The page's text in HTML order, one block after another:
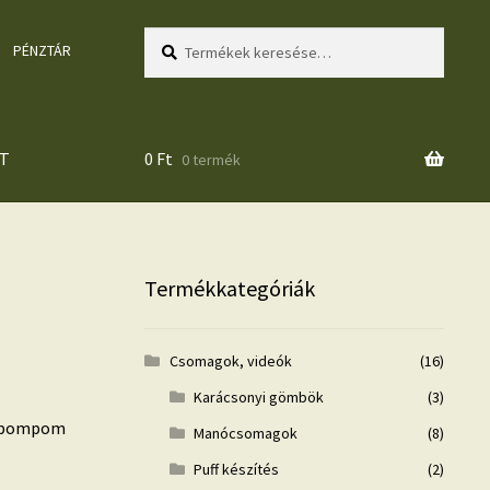
PÉNZTÁR
0 Ft 0 termék
Termékkategóriák
Csomagok, videók
(16)
Karácsonyi gömbök
(3)
Manócsomagok
(8)
Puff készítés
(2)